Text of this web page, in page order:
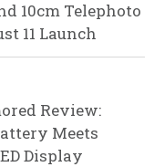
10cm Telephoto
11 Launch
Review:
Meets
Display